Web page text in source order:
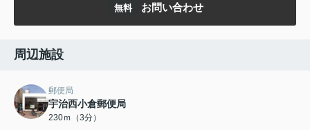
無料 お問い合わせ
周辺施設
郵便局
宇治西小倉郵便局
230ｍ（3分）